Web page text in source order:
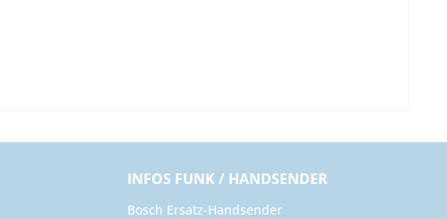
INFOS FUNK / HANDSENDER
Bosch Ersatz-Handsender